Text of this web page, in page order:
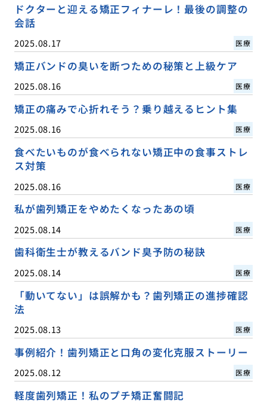
ドクターと迎える矯正フィナーレ！最後の調整の
会話
2025.08.17 医療
矯正バンドの臭いを断つための秘策と上級ケア
2025.08.16 医療
矯正の痛みで心折れそう？乗り越えるヒント集
2025.08.16 医療
食べたいものが食べられない矯正中の食事ストレ
ス対策
2025.08.16 医療
私が歯列矯正をやめたくなったあの頃
2025.08.14 医療
歯科衛生士が教えるバンド臭予防の秘訣
2025.08.14 医療
「動いてない」は誤解かも？歯列矯正の進捗確認
法
2025.08.13 医療
事例紹介！歯列矯正と口角の変化克服ストーリー
2025.08.12 医療
軽度歯列矯正！私のプチ矯正奮闘記